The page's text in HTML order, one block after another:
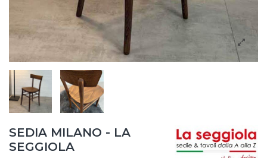
SEDIA MILANO - LA
SEGGIOLA